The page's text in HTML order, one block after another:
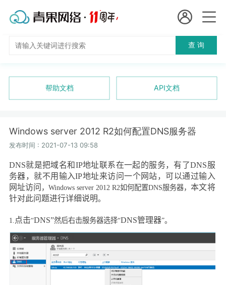
国
短效代理
隧道代理
独享代理
长效代理
进入控制台
退出
查 询
帮助文档 API文档
Windows server 2012 R2如何配置DNS服务器
发布时间 : 2021-07-13 09:58
DNS就是把域名和IP地址联系在一起的服务，有了DNS服
务器，就不用输入IP地址来访问一个网站，可以通过输入
网址访问 ，Windows server 2012 R2如何配置DNS服务器，本文将
针对此问题进行详细说明。
1. 点击“DNS”然后右击服务器选择“DNS管理器”。